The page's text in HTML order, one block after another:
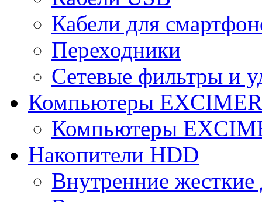
Кабели для
Переходники
Сетевые фильтры и
Компьютеры
Компьютеры
Накопители HDD
Внутренние